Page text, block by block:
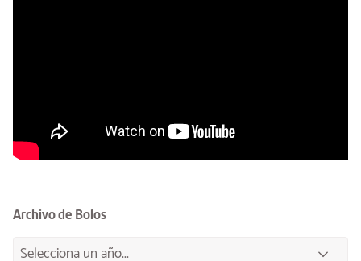
Archivo de Bolos